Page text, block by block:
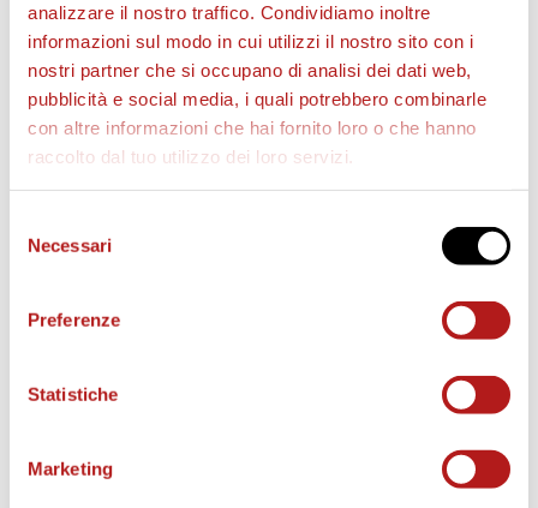
analizzare il nostro traffico. Condividiamo inoltre
informazioni sul modo in cui utilizzi il nostro sito con i
nostri partner che si occupano di analisi dei dati web,
pubblicità e social media, i quali potrebbero combinarle
con altre informazioni che hai fornito loro o che hanno
raccolto dal tuo utilizzo dei loro servizi.
delNecessari
Preferenze
Statistiche
Marketing
BIGLIETTI